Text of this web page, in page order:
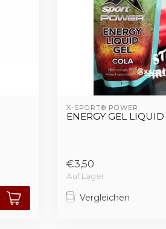
X-SPORT® POWER
ENERGY GEL LIQUID
€3,50
Auf Lager
Vergleichen